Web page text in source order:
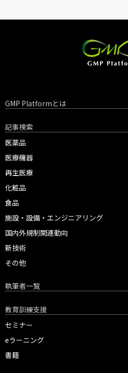
GMP Platformとは
記事検索
医薬品
医療機器
再生医療
化粧品
食品
施設・設備・エンジニアリング
国内外規制関連動向
新技術
その他
執筆者一覧
教育訓練支援
セミナー
eラーニング
書籍